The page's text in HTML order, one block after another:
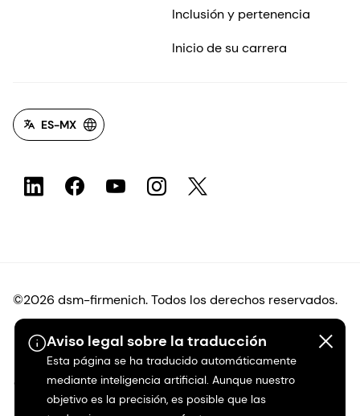
Aviso legal sobre la traducción
Esta página se ha traducido automáticamente
mediante inteligencia artificial. Aunque nuestro
objetivo es la precisión, es posible que las
Inclusión y pertenencia
Inicio de su carrera
ES-MX
©2026 dsm-firmenich. Todos los derechos reservados.
Protección de datos
Condiciones de uso